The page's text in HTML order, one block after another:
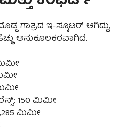
ಗಾತ್ರದ ಇ-ಸ್ಕೂಟರ್ ಆಗಿದ್ದು,
ಅನುಕೂಲಕರವಾಗಿದೆ.
ಮಿಮೀ
150 ಮಿಮೀ
ಮಿಮೀ